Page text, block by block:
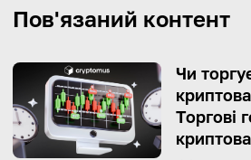
Пов'язаний контент
Чи
Торгові